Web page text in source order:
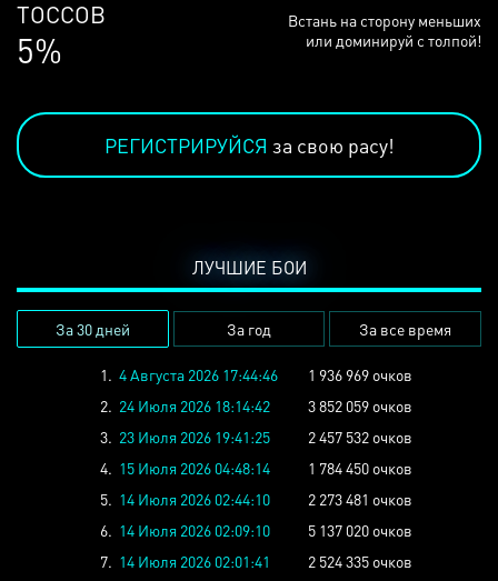
ЛЮДЕЙ
68%
Встань на сторону меньших
или доминируй с толпой!
РЕГИСТРИРУЙСЯ за свою расу!
ЛУЧШИЕ БОИ
За 30 дней За год За все время
1. 4 Августа 2026 17:44:46
1 936 969 очков
2. 24 Июля 2026 18:14:42
3 852 059 очков
3. 23 Июля 2026 19:41:25
2 457 532 очков
4. 15 Июля 2026 04:48:14
1 784 450 очков
5. 14 Июля 2026 02:44:10
2 273 481 очков
6. 14 Июля 2026 02:09:10
5 137 020 очков
7. 14 Июля 2026 02:01:41
2 524 335 очков